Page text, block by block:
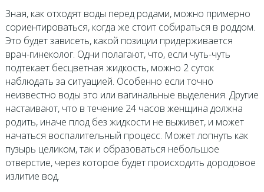
Зная, как отходят воды перед родами, можно примерно
сориентироваться, когда же стоит собираться в роддом.
Это будет зависеть, какой позиции придерживается
врач-гинеколог. Одни полагают, что, если чуть-чуть
подтекает бесцветная жидкость, можно 2 суток
наблюдать за ситуацией. Особенно если точно
неизвестно воды это или вагинальные выделения. Другие
настаивают, что в течение 24 часов женщина должна
родить, иначе плод без жидкости не выживет, и может
начаться воспалительный процесс. Может лопнуть как
пузырь целиком, так и образоваться небольшое
отверстие, через которое будет происходить дородовое
излитие вод.